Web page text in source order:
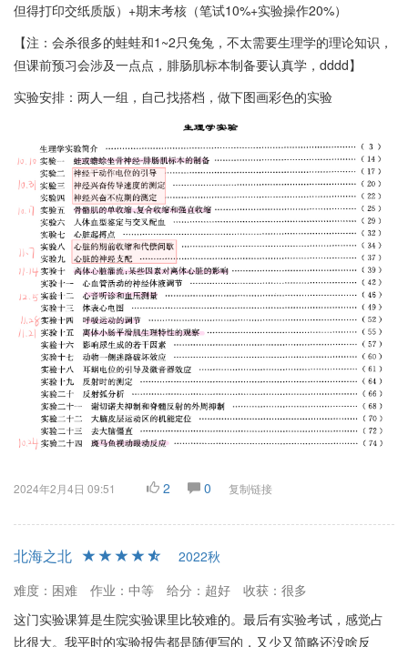
但得打印交纸质版）+期末考核（笔试10%+实验操作20%）
【注：会杀很多的蛙蛙和1~2只兔兔，不太需要生理学的理论知识，
但课前预习会涉及一点点，腓肠肌标本制备要认真学，dddd】
实验安排：两人一组，自己找搭档，做下图画彩色的实验
2024年2月4日 09:51 2 0 复制链接
北海之北
2022秋
难度：困难
作业：中等 给分：超好
收获：很多
这门实验课算是生院实验课里比较难的。最后有实验考试，感觉占
比很大。我平时的实验报告都是随便写的，又少又简略还没啥反